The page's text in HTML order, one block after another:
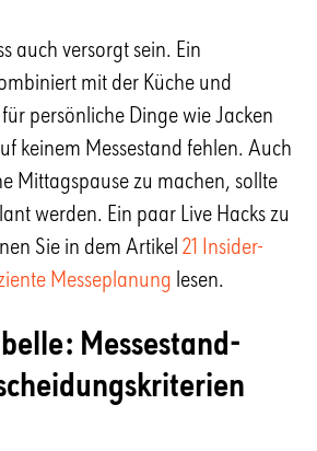
auch versorgt sein. Ein
mit der Küche und
persönliche Dinge wie Jacken
keinem Messestand fehlen. Auch
Mittagspause zu machen, sollte
werden. Ein paar Live Hacks zu
Sie in dem Artikel 21 Insider-
Messeplanung lesen.
Messestand-